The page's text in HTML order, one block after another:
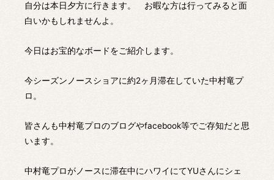
自分は本日夕方に行きます。 お暇な方は行ってみると面
白いかもしれませんよ。
今日はお宝的なボードをご紹介します。
今シーズンノースショアに約2ヶ月滞在していた中村竜プ
ロ。
皆さんも中村竜プロのブログやfacebook等でご存知だと思
います。
中村竜プロがノースに滞在中にハワイにてYUさんにシェ